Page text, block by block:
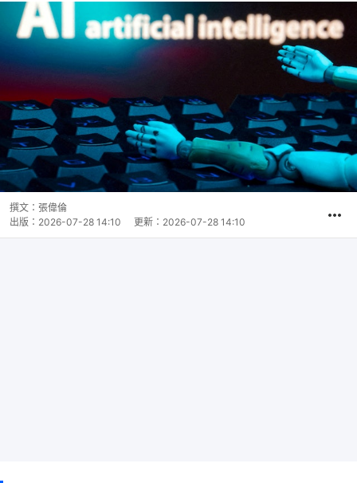
撰文： 張偉倫
出版： 2026-07-28 14:10 更新： 2026-07-28 14:10